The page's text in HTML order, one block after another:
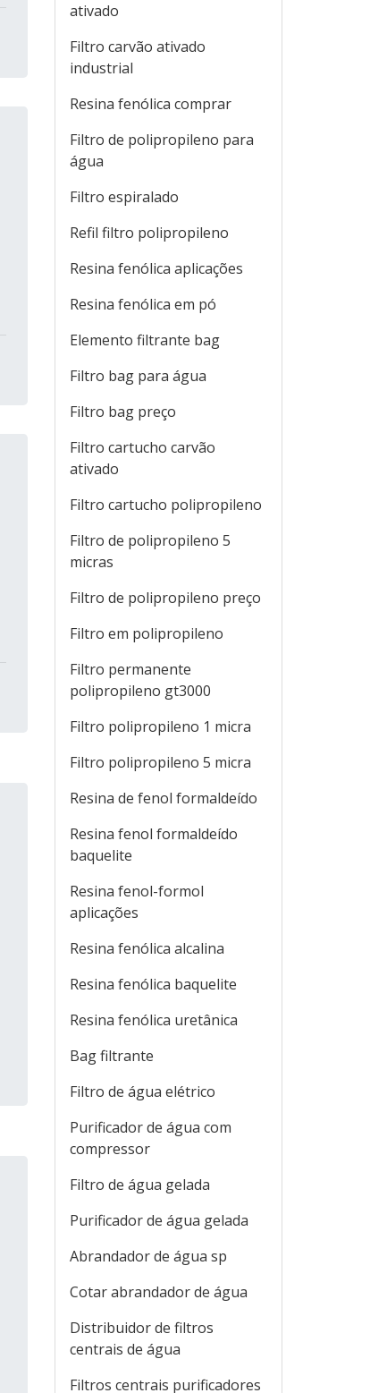
ativado
Filtro carvão ativado
industrial
Resina fenólica comprar
Filtro de polipropileno para
água
Filtro espiralado
Refil filtro polipropileno
Resina fenólica aplicações
Resina fenólica em pó
Elemento filtrante bag
Filtro bag para água
Filtro bag preço
Filtro cartucho carvão
ativado
Filtro cartucho polipropileno
Filtro de polipropileno 5
micras
Filtro de polipropileno preço
Filtro em polipropileno
Filtro permanente
polipropileno gt3000
Filtro polipropileno 1 micra
Filtro polipropileno 5 micra
Resina de fenol formaldeído
Resina fenol formaldeído
baquelite
Resina fenol-formol
aplicações
Resina fenólica alcalina
Resina fenólica baquelite
Resina fenólica uretânica
Bag filtrante
Filtro de água elétrico
Purificador de água com
compressor
Filtro de água gelada
Purificador de água gelada
Abrandador de água sp
Cotar abrandador de água
Distribuidor de filtros
centrais de água
Filtros centrais purificadores